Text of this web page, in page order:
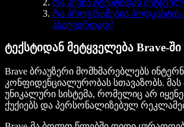
რა პროგრამებია
ასატვირთად?
ტექსტიდან მეტყველება Brave-ში
Brave ბრაუზერი მომხმარებლებს
კონფიდენციალურობას სთავაზობს. მას
უნიკალური სისტემა, რომელიც არ
ქუქიებს და პერსონალიზებულ